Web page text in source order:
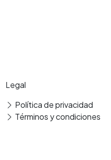
Legal
Política de privacidad
Términos y condiciones